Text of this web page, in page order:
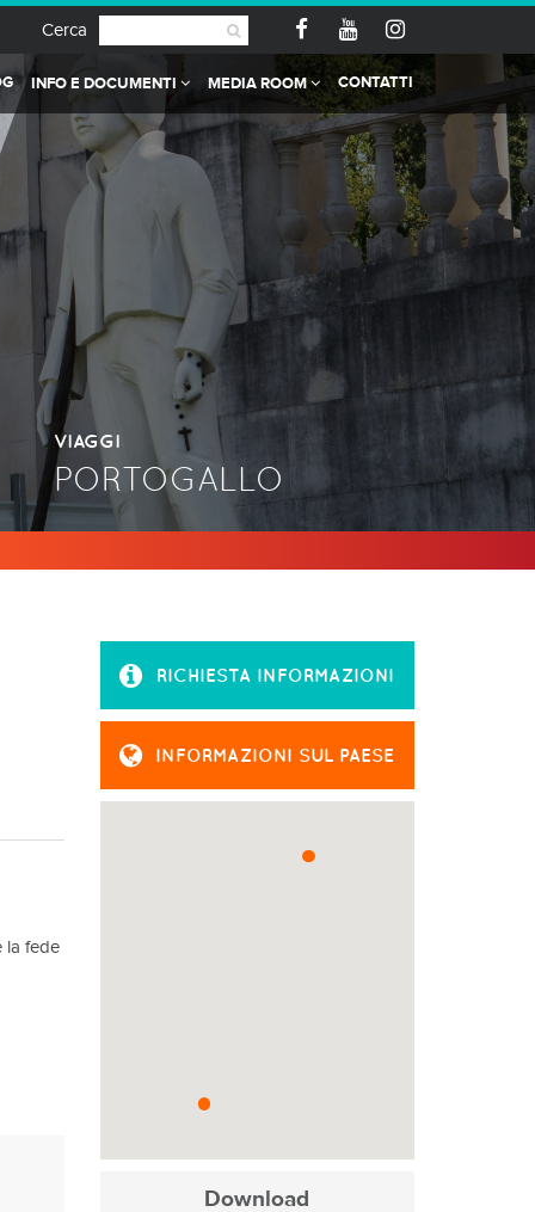
Cerca
INFO E DOCUMENTI MEDIA ROOM CONTATTI
VIAGGI
PORTOGALLO
la fede
RICHIESTA INFORMAZIONI
INFORMAZIONI SUL PAESE
Download